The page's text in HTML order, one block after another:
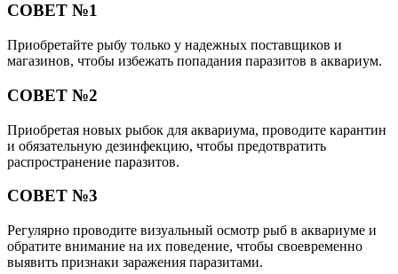
СОВЕТ №1
Приобретайте рыбу только у надежных поставщиков и
магазинов, чтобы избежать попадания паразитов в аквариум.
СОВЕТ №2
Приобретая новых рыбок для аквариума, проводите карантин
и обязательную дезинфекцию, чтобы предотвратить
распространение паразитов.
СОВЕТ №3
Регулярно проводите визуальный осмотр рыб в аквариуме и
обратите внимание на их поведение, чтобы своевременно
выявить признаки заражения паразитами.